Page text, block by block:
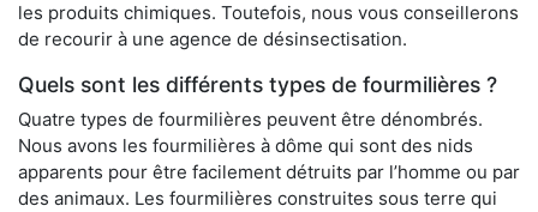
les produits chimiques. Toutefois, nous vous conseillerons
de recourir à une agence de désinsectisation.
Quels sont les différents types de fourmilières ?
Quatre types de fourmilières peuvent être dénombrés.
Nous avons les fourmilières à dôme qui sont des nids
apparents pour être facilement détruits par l’homme ou par
des animaux. Les fourmilières construites sous terre qui